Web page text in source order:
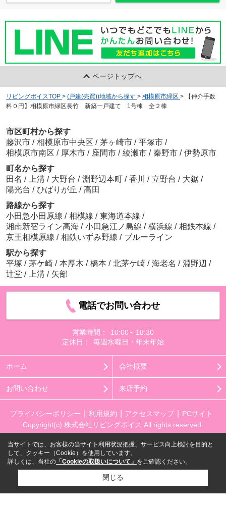
ページトップへ
リビングボイスTOP > (戸建(売買))地域から探す > 相模原市緑区 >
【仲介手数
料０円】相模原市緑区長竹 新築一戸建て 1号棟 全２棟
市区町村から探す
藤沢市 / 相模原市中央区 / 茅ヶ崎市 / 平塚市 /
相模原市南区 / 厚木市 / 座間市 / 綾瀬市 / 秦野市 / 伊勢原市
町名から探す
田名 / 上溝 / 大野台 / 淵野辺本町 / 香川 / 立野台 / 大鋸 /
陽光台 / ひばりが丘 / 高田
路線から探す
小田急小田原線 / 相模線 / 東海道本線 /
湘南新宿ライン高海 / 小田急江ノ島線 / 横浜線 / 相鉄本線 /
京王相模原線 / 相鉄いずみ野線 / ブルーライン
駅から探す
平塚 / 茅ケ崎 / 本厚木 / 橋本 / 北茅ケ崎 / 海老名 / 淵野辺 /
辻堂 / 上溝 / 矢部
電話でお問い合わせ
営業時間：
10:00～18:30
定休日：
毎週水曜日・年末年始
ホーム 会社概要
お問い合わせ 来店予約
プライバシーポリシー 利用規約 アクセスマップ
PCサイト
Copyright(c) 株式会社リビングボイス All rights reserved.
当サイトでは、お客様の当サイト利用状況把握、サービス向上検討を目的と
して、クッキー（Cookie）を使用しています。
詳しくは、当社の 「Cookieの取扱いについて」 をご確認ください。
閉じる